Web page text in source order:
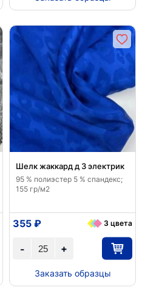
Шелк жаккард д 3 электрик
95 % полиэстер 5 % спандекс;
155 гр/м2
+
-
355 ₽ 3 цвета
Заказать образцы